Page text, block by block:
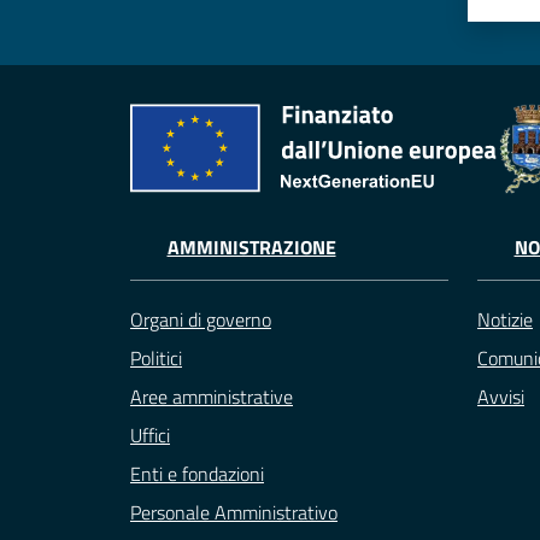
AMMINISTRAZIONE
Organi di governo
Politici
Aree amministrative
Uffici
Enti e fondazioni
Personale Amministrativo
Notizie
Avvisi